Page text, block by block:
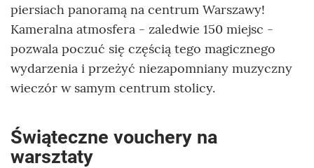
piersiach panoramą na centrum Warszawy!
Kameralna atmosfera - zaledwie 150 miejsc -
pozwala poczuć się częścią tego magicznego
wydarzenia i przeżyć niezapomniany muzyczny
wieczór w samym centrum stolicy.
Świąteczne vouchery na
warsztaty